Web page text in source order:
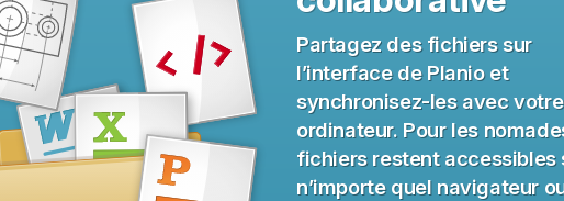
Partagez des fichiers sur
l’interface de Planio et
synchronisez-les avec votre
ordinateur. Pour les
fichiers restent accessibles
n’importe quel navigateur